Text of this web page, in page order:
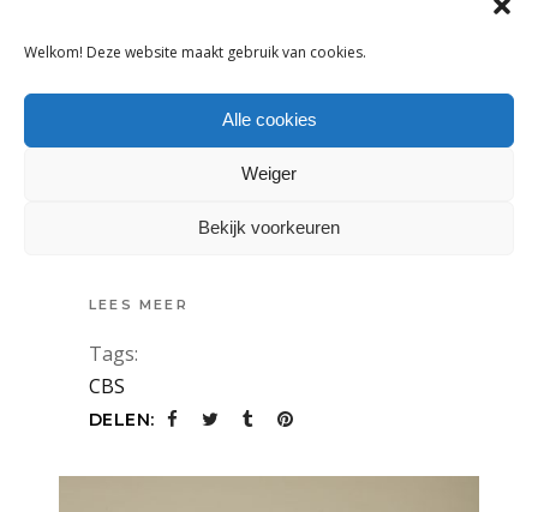
Welkom! Deze website maakt gebruik van cookies.
Alle cookies
Weiger
Bekijk voorkeuren
ONDERNEMEN
REDELIJKE OMZETGROEI VOOR
MODEWINKELS IN JUNI
De omzet in de detailhandel is in juni 1,7
LEES MEER
Tags:
CBS
DELEN: